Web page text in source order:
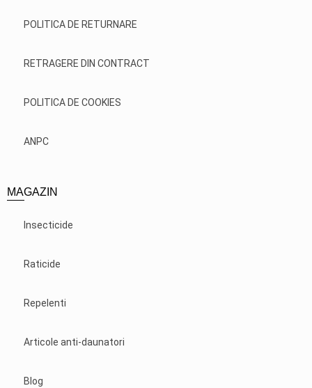
POLITICA DE RETURNARE
RETRAGERE DIN CONTRACT
POLITICA DE COOKIES
ANPC
MAGAZIN
Insecticide
Raticide
Repelenti
Articole anti-daunatori
Blog